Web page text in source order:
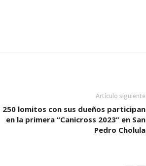
Artículo siguiente
250 lomitos con sus dueños participan
en la primera “Canicross 2023” en San
Pedro Cholula